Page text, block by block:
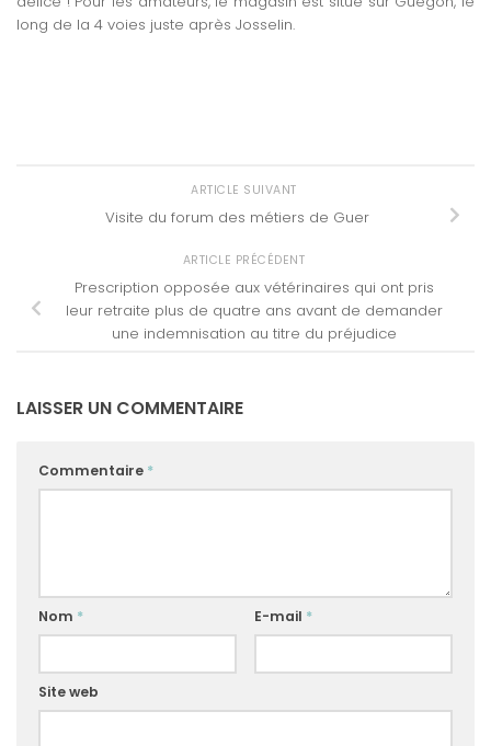
long de la 4 voies juste après Josselin.
ARTICLE SUIVANT
Visite du forum des métiers de Guer
ARTICLE PRÉCÉDENT
Prescription opposée aux vétérinaires qui ont pris
leur retraite plus de quatre ans avant de demander
une indemnisation au titre du préjudice
LAISSER UN COMMENTAIRE
Commentaire *
Nom * E-mail *
Site web